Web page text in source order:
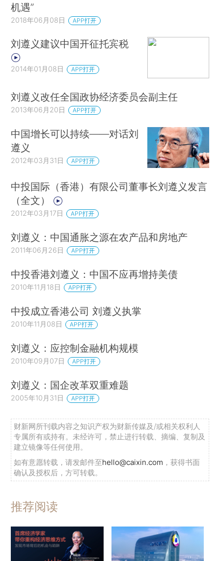
机遇”
2018年06月08日 APP打开
刘遵义建议中国开征托宾税
2014年01月08日 APP打开
刘遵义改任全国政协经济委员会副主任
2013年06月20日 APP打开
中国增长可以持续——对话刘
遵义
2012年03月31日 APP打开
中投国际（香港）有限公司董事长刘遵义发言
（全文）
2012年03月17日 APP打开
刘遵义：中国通胀之源在农产品和房地产
2011年06月26日 APP打开
中投香港刘遵义：中国不应再增持美债
2010年11月18日 APP打开
中投成立香港公司 刘遵义执掌
2010年11月08日 APP打开
刘遵义：应控制金融机构规模
2010年09月07日 APP打开
刘遵义：国企改革双重难题
2005年10月31日 APP打开
财新网所刊载内容之知识产权为财新传媒及/或相关权利人
专属所有或持有。未经许可，禁止进行转载、摘编、复制及
建立镜像等任何使用。
如有意愿转载，请发邮件至hello@caixin.com ，获得书面
确认及授权后，方可转载。
推荐阅读